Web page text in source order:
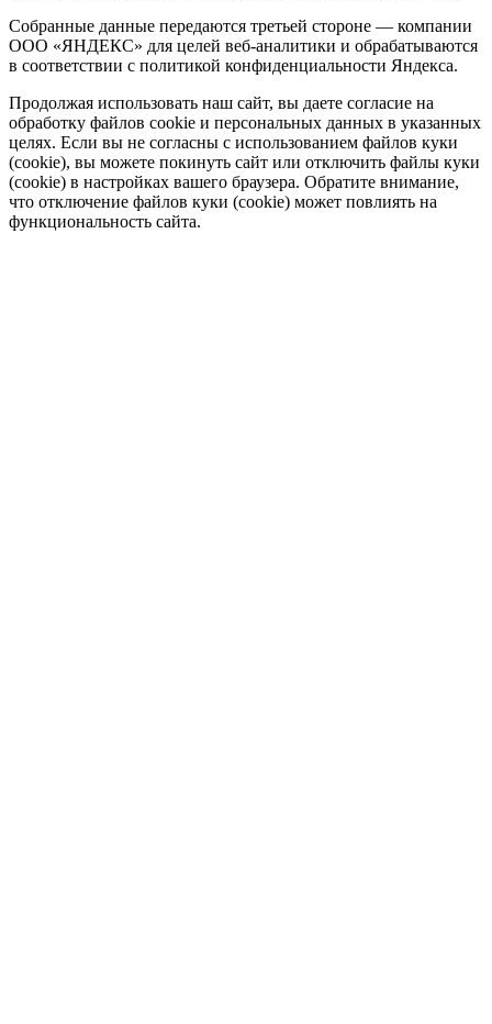
Собранные данные передаются третьей стороне — компании
ООО «ЯНДЕКС» для целей веб-аналитики и обрабатываются
в соответствии с политикой конфиденциальности Яндекса.
Продолжая использовать наш сайт, вы даете согласие на
обработку файлов cookie и персональных данных в указанных
целях. Если вы не согласны с использованием файлов куки
(cookie), вы можете покинуть сайт или отключить файлы куки
(cookie) в настройках вашего браузера. Обратите внимание,
что отключение файлов куки (cookie) может повлиять на
функциональность сайта.